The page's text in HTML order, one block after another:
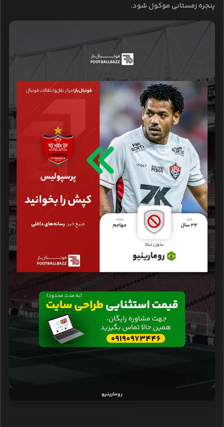
پنجره زمستانی موکول شود.
رومارینیو